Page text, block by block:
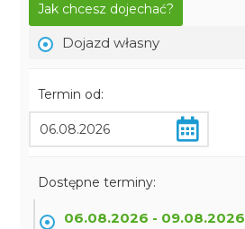
Jak chcesz dojechać?
Dojazd własny
Termin od:
Dostępne terminy:
06.08.2026 - 09.08.2026